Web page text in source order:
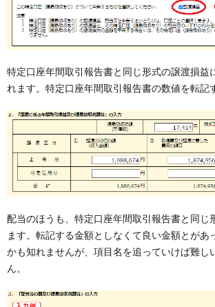
特定口座年間取引報告書と同じ形式の譲渡損益
れます。特定口座年間取引報告書の数値を転記
配当のほうも、特定口座年間取引報告書と同じ
ます。転記する金額としなくて良い金額とがあ
かも知れませんが、項目名を追っていけば難し
ん。